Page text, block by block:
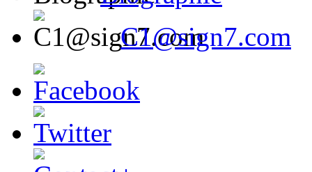
C1@sign7.com